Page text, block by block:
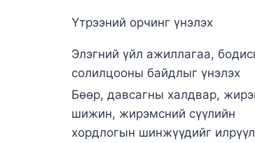
Үтрээний орчинг үнэлэх
Элэгний үйл ажиллагаа,
солилцооны байдлыг үнэлэх
Бөөр, давсагны халдвар,
шижин, жирэмсний сүүлийн
хордлогын шинжүүдийг